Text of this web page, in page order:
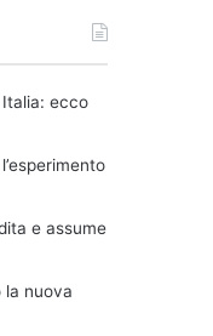
Italia: ecco
e assume
la nuova